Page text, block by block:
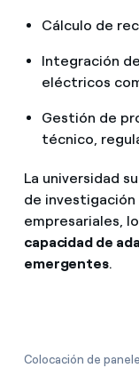
Cálculo de
Integración
eléctricos
Gestión de
técnico,
La universidad
de
empresariales,
capacidad de
emergentes.
Colocación de